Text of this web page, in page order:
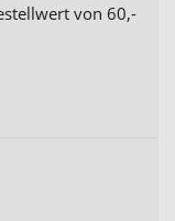
von 60,-